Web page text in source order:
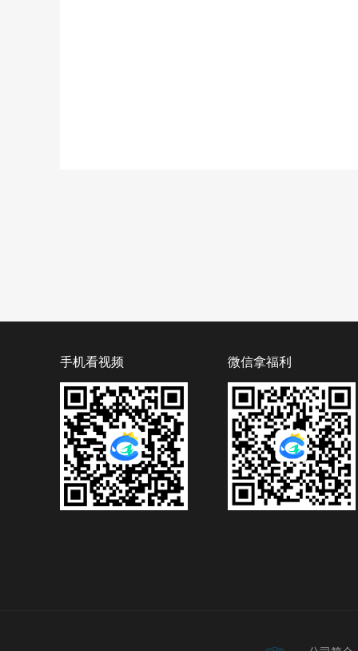
手机看视频 微信拿福利